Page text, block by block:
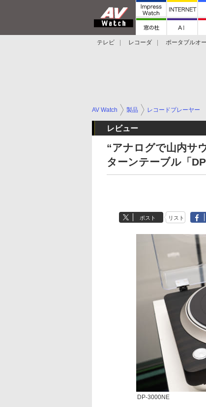
テレビ レコーダ ポータブルオ
AV Watch 製品 レコードプレーヤー
レビュー
“アナログで山内サ
ターンテーブル「
ポスト リスト
DP-3000NE